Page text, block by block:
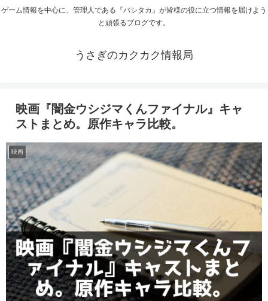
ゲーム情報を中心に、管理人である『バシタカ』が皆様の役に立つ情報を届けよう
と頑張るブログです。
うさぎのカクカク情報局
映画『闇金ウシジマくんファイナル』キャ
ストまとめ。原作キャラ比較。
映画